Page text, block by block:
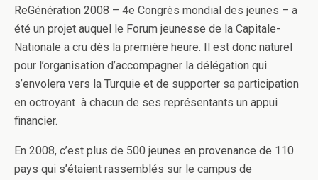
ReGénération 2008 – 4e Congrès mondial des jeunes – a
été un projet auquel le Forum jeunesse de la Capitale-
Nationale a cru dès la première heure. Il est donc naturel
pour l’organisation d’accompagner la délégation qui
s’envolera vers la Turquie et de supporter sa participation
en octroyant à chacun de ses représentants un appui
financier.
En 2008, c’est plus de 500 jeunes en provenance de 110
pays qui s’étaient rassemblés sur le campus de